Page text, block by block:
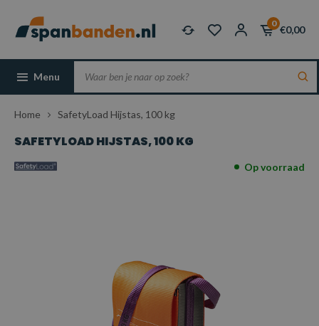
0
€0,00
Menu
Home SafetyLoad Hijstas, 100 kg
SAFETYLOAD HIJSTAS, 100 KG
Op voorraad